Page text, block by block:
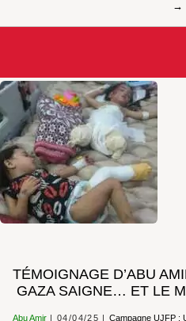
TÉMOIGNAGE D’ABU
GAZA SAIGNE… ET LE
Abu Amir 04/04/25 Campagne UJFP :